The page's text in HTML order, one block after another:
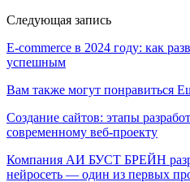
Следующая запись
E-commerce в 2024 году: как
успешным
Вам также могут понравиться
Создание сайтов: этапы
современному веб-проекту
Компания АИ БУСТ БРЕЙН
нейросеть — один из первых